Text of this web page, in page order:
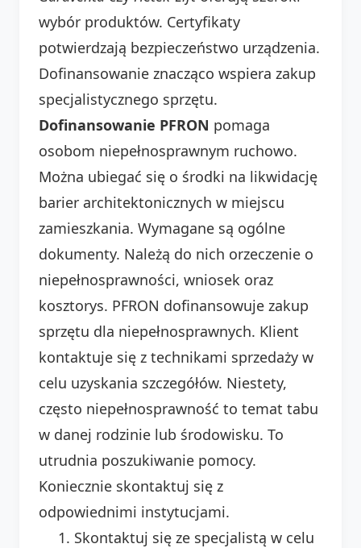
wybór produktów. Certyfikaty
potwierdzają bezpieczeństwo urządzenia.
Dofinansowanie znacząco wspiera zakup
specjalistycznego sprzętu.
Dofinansowanie PFRON pomaga
osobom niepełnosprawnym ruchowo.
Można ubiegać się o środki na likwidację
barier architektonicznych w miejscu
zamieszkania. Wymagane są ogólne
dokumenty. Należą do nich orzeczenie o
niepełnosprawności, wniosek oraz
kosztorys. PFRON dofinansowuje zakup
sprzętu dla niepełnosprawnych. Klient
kontaktuje się z technikami sprzedaży w
celu uzyskania szczegółów. Niestety,
często niepełnosprawność to temat tabu
w danej rodzinie lub środowisku. To
utrudnia poszukiwanie pomocy.
Koniecznie skontaktuj się z
odpowiednimi instytucjami.
Skontaktuj się ze specjalistą w celu